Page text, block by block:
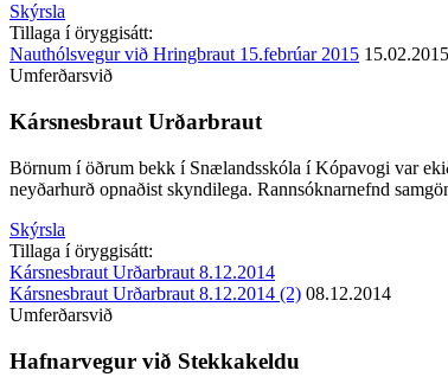
Skýrsla
Tillaga í öryggisátt:
Nauthólsvegur við Hringbraut 15.febrúar 2015 15.02.2015
Umferðarsvið
Kársnesbraut Urðarbraut
Börnum í öðrum bekk í Snælandsskóla í Kópavogi var
neyðarhurð opnaðist skyndilega. Rannsóknarnefnd
Skýrsla
Tillaga í öryggisátt:
Kársnesbraut Urðarbraut 8.12.2014
Kársnesbraut Urðarbraut 8.12.2014 (2) 08.12.2014
Umferðarsvið
Hafnarvegur við Stekkakeldu